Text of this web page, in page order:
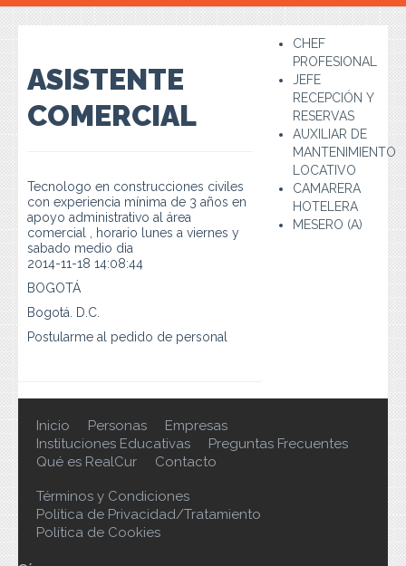
Empresas
Contacto
ASISTENTE
COMERCIAL
Tecnologo en construcciones civiles
con experiencia mínima de 3 años en
apoyo administrativo al área
comercial , horario lunes a viernes y
sabado medio dia
2014-11-18 14:08:44
BOGOTÁ
Bogotá. D.C.
Postularme al pedido de personal
CHEF
PROFESIONAL
JEFE
RECEPCIÓN Y
RESERVAS
AUXILIAR DE
MANTENIMIENTO
LOCATIVO
CAMARERA
HOTELERA
MESERO (A)
Inicio Personas
Empresas
Instituciones Educativas
Preguntas Frecuentes
Qué es RealCur
Contacto
Términos y Condiciones
Política de Privacidad/Tratamiento
Política de Cookies